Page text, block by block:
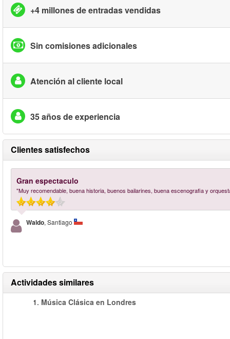
+4 millones de entradas vendidas
Sin comisiones adicionales
Atención al cliente local
35 años de experiencia
Clientes satisfechos
Gran espectaculo
"Muy recomendable, buena historia, buenos bailarines, buena escenografia y
Waldo, Santiago
Actividades similares
1. Música Clásica en Londres